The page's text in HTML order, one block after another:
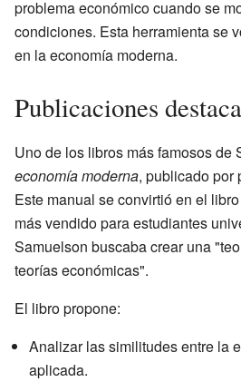
problema económico cuando se
condiciones. Esta herramienta se
en la economía moderna.
Publicaciones
Uno de los libros más famosos de
economía moderna, publicado por
Este manual se convirtió en el
más vendido para estudiantes
Samuelson buscaba crear una
teorías económicas".
El libro propone:
Analizar las similitudes entre la
aplicada.